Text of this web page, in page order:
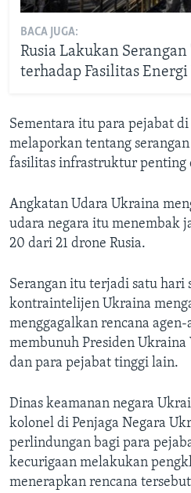
BACA JUGA:
Rusia Lakukan
terhadap Fasilitas
Sementara itu para pejabat
melaporkan tentang
fasilitas infrastruktur penting
Angkatan Udara Ukraina
udara negara itu menembak
20 dari 21 drone Rusia.
Serangan itu terjadi satu hari
kontraintelijen Ukraina
menggagalkan rencana
membunuh Presiden
dan para pejabat tinggi lain.
Dinas keamanan negara
kolonel di Penjaga Negara
perlindungan bagi para
kecurigaan melakukan
menerapkan rencana